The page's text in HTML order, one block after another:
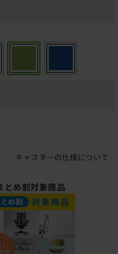
キャスターの仕様について
め割対象商品